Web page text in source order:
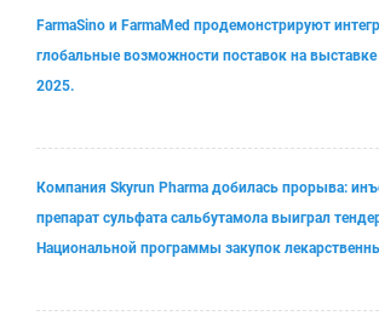
FarmaSino и FarmaMed продемонстрируют
глобальные возможности поставок на выставке
2025.
Компания Skyrun Pharma добилась прорыва:
препарат сульфата сальбутамола выиграл
Национальной программы закупок